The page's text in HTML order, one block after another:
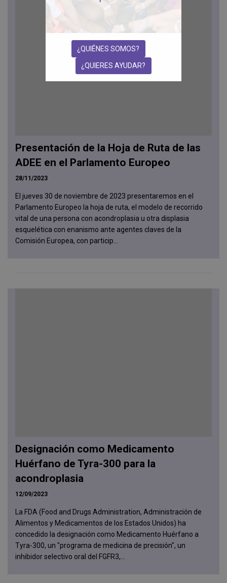
Presentación de la Hoja de Ruta de las
ADEE en el Parlamento Europeo
28/11/2023
El jueves 30 de noviembre de 2023 presentaremos en el
Parlamento Europeo la hoja de ruta, el modelo de recorrido
vital de una persona con acondroplasia u otra displasia
esquelética con enanismo ante agentes claves de la
Comisión Europea, con particip...
Designación como Medicamento
Huérfano de Tyra-300 para la
acondroplasia
12/09/2023
La FDA (Food and Drugs Administration, Administración de
Alimentos y Medicamentos de los Estados Unidos) ha
concedido la designación como Medicamento Huérfano a
Tyra-300, un "programa de medicina de precisión", un
inhibidor selectivo oral del FGFR3,...
¿QUIÉNES SOMOS?
¿QUIERES AYUDAR?